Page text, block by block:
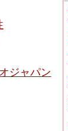
ジャパン